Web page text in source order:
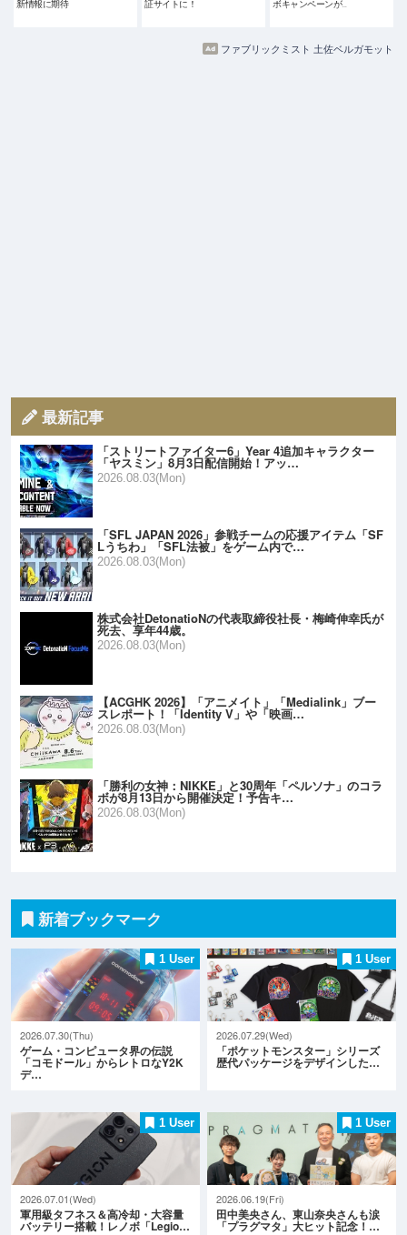
新情報に期待
証サイトに！
ボキャンペーンが…
ファブリックミスト 土佐ベルガモット
最新記事
「ストリートファイター6」Year 4追加キャラクター
「ヤスミン」8月3日配信開始！アッ…
2026.08.03(Mon)
「SFL JAPAN 2026」参戦チームの応援アイテム「SF
Lうちわ」「SFL法被」をゲーム内で…
2026.08.03(Mon)
株式会社DetonatioNの代表取締役社長・梅崎伸幸氏が
死去、享年44歳。
2026.08.03(Mon)
【ACGHK 2026】「アニメイト」「Medialink」ブー
スレポート！「Identity V」や「映画…
2026.08.03(Mon)
「勝利の女神：NIKKE」と30周年「ペルソナ」のコラ
ボが8月13日から開催決定！予告キ…
2026.08.03(Mon)
新着ブックマーク
1 User
2026.07.30(Thu)
ゲーム・コンピュータ界の伝説
「コモドール」からレトロなY2K
デ…
1 User
2026.07.29(Wed)
「ポケットモンスター」シリーズ
歴代パッケージをデザインした…
1 User
2026.07.01(Wed)
軍用級タフネス＆高冷却・大容量
バッテリー搭載！レノボ「Legio…
1 User
2026.06.19(Fri)
田中美央さん、東山奈央さんも涙
「プラグマタ」大ヒット記念！…